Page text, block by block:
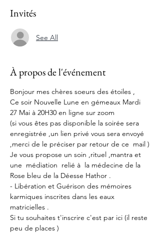
Invités
See All
À propos de l'événement
Bonjour mes chères soeurs des étoiles ,
Ce soir Nouvelle Lune en gémeaux Mardi
27 Mai à 20H30 en ligne sur zoom
(si vous êtes pas disponible la soirée sera
enregistrée ,un lien privé vous sera envoyé
,merci de le préciser par retour de ce  mail )
Je vous propose un soin ,rituel ,mantra et
une  médiation  relié à  la médecine de la
Rose bleu de la Déesse Hathor .
- Libération et Guérison des mémoires
karmiques inscrites dans les eaux
matricielles .
Si tu souhaites t'inscrire c'est par ici (il reste
peu de places )